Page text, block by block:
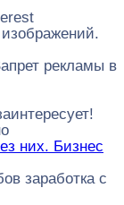
рекламы в
них. Бизнес
заработка с